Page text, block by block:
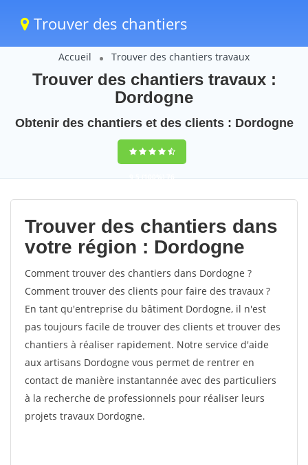
Trouver des chantiers
Accueil Trouver des chantiers travaux
Trouver des chantiers travaux :
Dordogne
Obtenir des chantiers et des clients : Dordogne
9,5(100%)76
votes
Trouver des chantiers dans
votre région : Dordogne
Comment trouver des chantiers dans Dordogne ?
Comment trouver des clients pour faire des travaux ?
En tant qu'entreprise du bâtiment Dordogne, il n'est
pas toujours facile de trouver des clients et trouver des
chantiers à réaliser rapidement. Notre service d'aide
aux artisans Dordogne vous permet de rentrer en
contact de manière instantannée avec des particuliers
à la recherche de professionnels pour réaliser leurs
projets travaux Dordogne.